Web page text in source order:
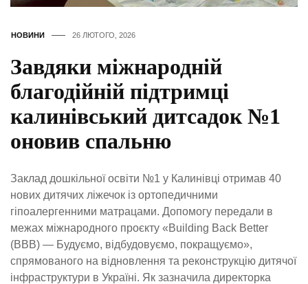
НОВИНИ 26 ЛЮТОГО, 2026
Завдяки міжнародній
благодійній підтримці
калинівський дитсадок №1
оновив спальню
Заклад дошкільної освіти №1 у Калинівці отримав 40
нових дитячих ліжечок із ортопедичними
гіпоалергенними матрацами. Допомогу передали в
межах міжнародного проєкту «Building Back Better
(BBB) — Будуємо, відбудовуємо, покращуємо»,
спрямованого на відновлення та реконструкцію дитячої
інфраструктури в Україні. Як зазначила директорка